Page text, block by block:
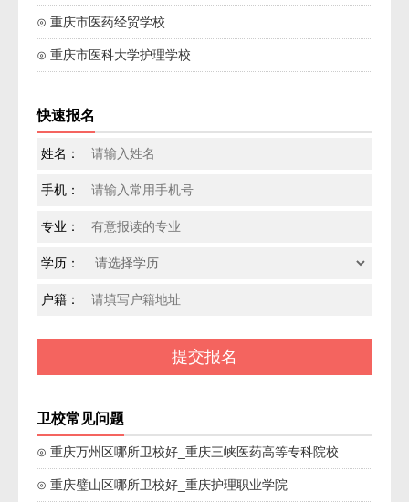
⊙ 重庆市医药经贸学校
⊙ 重庆市医科大学护理学校
快速报名
姓名：
手机：
专业：
学历：
户籍：
卫校常见问题
⊙ 重庆万州区哪所卫校好_重庆三峡医药高等专科院校
⊙ 重庆璧山区哪所卫校好_重庆护理职业学院